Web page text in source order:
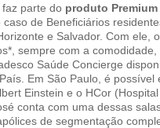
faz parte do produto Premium
caso de Beneficiários
e Salvador. Com ele,
sempre com a
Saúde Concierge
Em São Paulo, é possível
Einstein e o HCor
conta com uma dessas
de segmentação